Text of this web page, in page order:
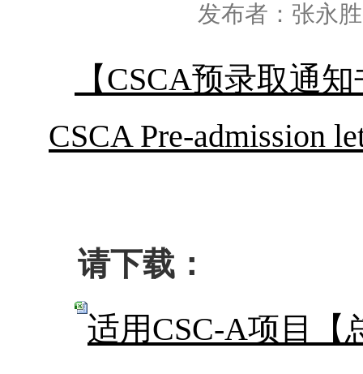
发布者：张永胜
【CSCA预录取通
CSCA Pre-admission
请下载：
适用CSC-A项目【